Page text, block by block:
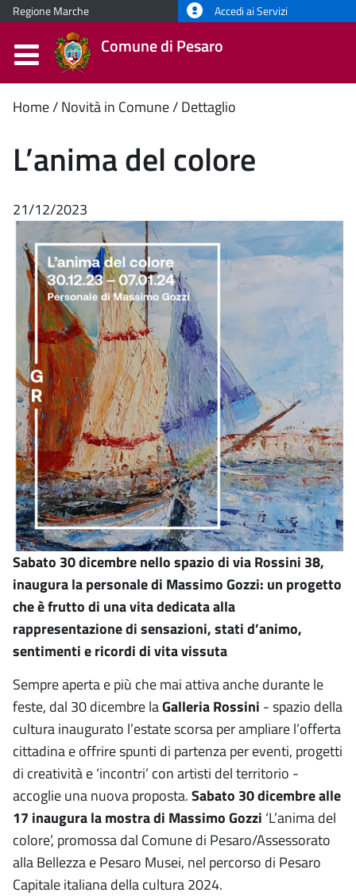
Regione Marche Accedi ai Servizi
Comune di Pesaro
Contenuto
principale
Home Novità in Comune Dettaglio
L’anima del colore
21/12/2023
Sabato 30 dicembre nello spazio di via Rossini 38,
inaugura la personale di Massimo Gozzi: un progetto
che è frutto di una vita dedicata alla
rappresentazione di sensazioni, stati d’animo,
sentimenti e ricordi di vita vissuta
Sempre aperta e più che mai attiva anche durante le
feste, dal 30 dicembre laGalleria Rossini - spazio della
cultura inaugurato l’estate scorsa per ampliare l’offerta
cittadina e offrire spunti di partenza per eventi, progetti
di creatività e ‘incontri’ con artisti del territorio -
accoglie una nuova proposta.Sabato 30 dicembre alle
17 inaugura la mostra di Massimo Gozzi ‘L’anima del
colore’, promossa dal Comune di Pesaro/Assessorato
alla Bellezza e Pesaro Musei, nel percorso di Pesaro
Capitale italiana della cultura 2024.